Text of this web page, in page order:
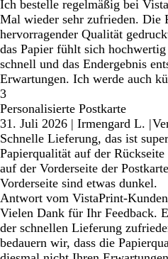
Ich bestelle regelmäßig bei
Mal wieder sehr zufrieden. Die
hervorragender Qualität
das Papier fühlt sich
schnell und das Endergebnis
Erwartungen. Ich werde auch
3
Personalisierte Postkarte
31. Juli 2026 | Irmengard L. |
Schnelle Lieferung, das ist
Papierqualität auf der
auf der Vorderseite der
Vorderseite sind etwas dunkel.
Antwort vom VistaPrint-
Vielen Dank für Ihr Feedback.
der schnellen Lieferung
bedauern wir, dass die